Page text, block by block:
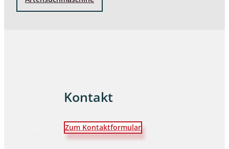
Kontakt
Zum Kontaktformular